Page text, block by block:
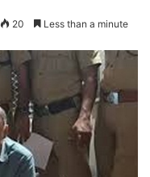
20 Less than a minute